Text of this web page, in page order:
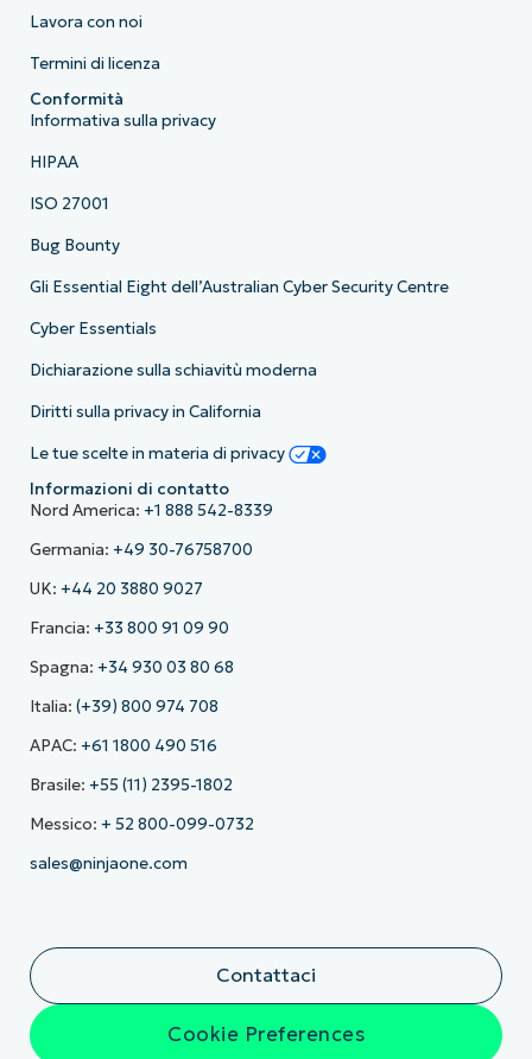
Lavora con noi
Termini di licenza
Conformità
Informativa sulla privacy
HIPAA
ISO 27001
Bug Bounty
Gli Essential Eight dell’Australian Cyber Security Centre
Cyber Essentials
Dichiarazione sulla schiavitù moderna
Diritti sulla privacy in California
Le tue scelte in materia di privacy
Informazioni di contatto
Nord America: +1 888 542-8339
Germania: +49 30-76758700
UK: +44 20 3880 9027
Francia: +33 800 91 09 90
Spagna: +34 930 03 80 68
Italia: (+39) 800 974 708
APAC: +61 1800 490 516
Brasile: +55 (11) 2395-1802
Messico: + 52 800-099-0732
sales@ninjaone.com
Contattaci
Cookie Preferences